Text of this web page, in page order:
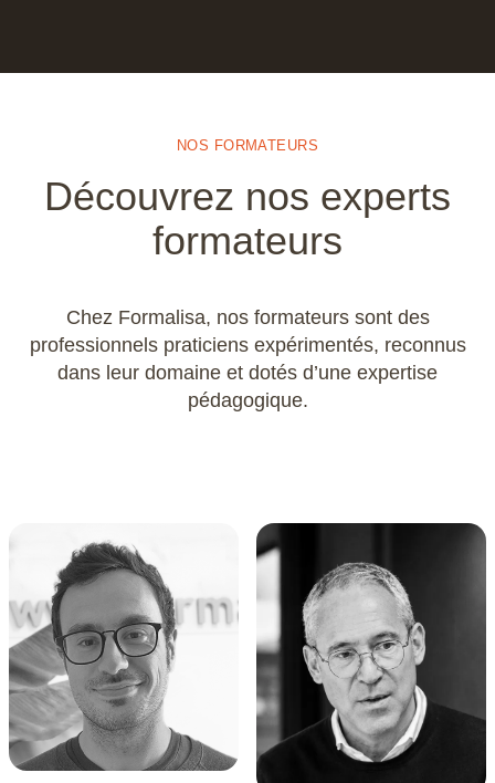
NOS FORMATEURS
Découvrez nos experts
formateurs
Chez Formalisa, nos formateurs sont des
professionnels praticiens expérimentés, reconnus
dans leur domaine et dotés d’une expertise
pédagogique.